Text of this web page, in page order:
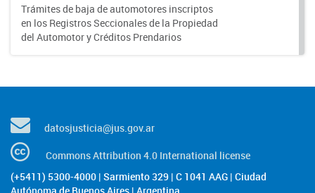
Trámites de baja de automotores inscriptos
en los Registros Seccionales de la Propiedad
del Automotor y Créditos Prendarios
datosjusticia@jus.gov.ar
Commons Attribution 4.0 International license
(+5411) 5300-4000 | Sarmiento 329 | C 1041 AAG | Ciudad